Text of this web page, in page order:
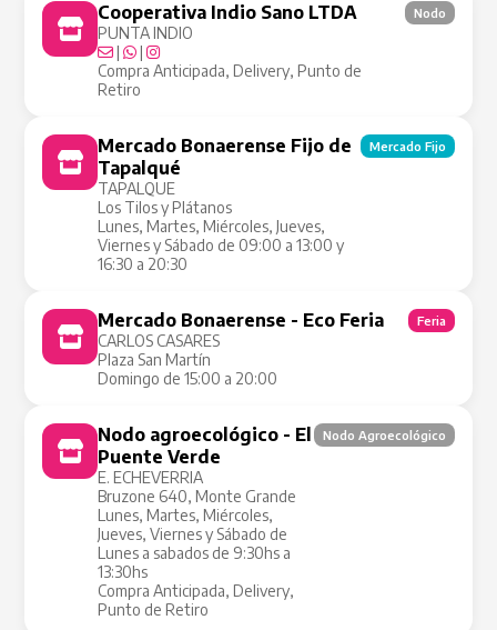
Cooperativa Indio Sano LTDA
PUNTA INDIO
|
|
Compra Anticipada, Delivery, Punto de
Retiro
Nodo
Mercado Bonaerense Fijo de
Tapalqué
TAPALQUE
Los Tilos y Plátanos
Lunes, Martes, Miércoles, Jueves,
Viernes y Sábado de 09:00 a 13:00 y
16:30 a 20:30
Mercado Fijo
Mercado Bonaerense - Eco Feria
CARLOS CASARES
Plaza San Martín
Domingo de 15:00 a 20:00
Feria
Nodo agroecológico - El
Puente Verde
E. ECHEVERRIA
Bruzone 640, Monte Grande
Lunes, Martes, Miércoles,
Jueves, Viernes y Sábado de
Lunes a sabados de 9:30hs a
13:30hs
Compra Anticipada, Delivery,
Punto de Retiro
Nodo Agroecológico